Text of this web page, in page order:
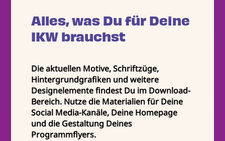
Alles, was Du für Deine
IKW brauchst
Die aktuellen Motive, Schriftzüge,
Hintergrundgrafiken und weitere
Designelemente findest Du im Download-
Bereich. Nutze die Materialien für Deine
Social Media-Kanäle, Deine Homepage
und die Gestaltung Deines
Programmflyers.